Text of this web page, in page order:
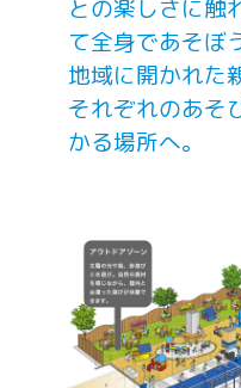
との楽しさに触
て全身であそぼ
地域に開かれた
それぞれのあそ
かる場所へ。